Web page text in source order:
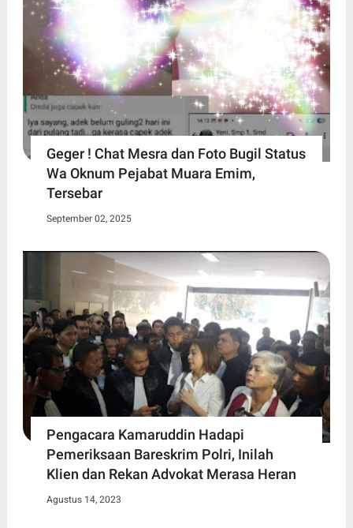
Geger ! Chat Mesra dan Foto Bugil Status
Wa Oknum Pejabat Muara Emim,
Tersebar
September 02, 2025
Pengacara Kamaruddin Hadapi
Pemeriksaan Bareskrim Polri, Inilah
Klien dan Rekan Advokat Merasa Heran
Agustus 14, 2023